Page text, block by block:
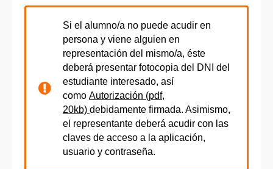
Si el alumno/a no puede acudir en
persona y viene alguien en
representación del mismo/a, éste
deberá presentar fotocopia del DNI del
estudiante interesado, así
como Autorización (pdf,
20kb) debidamente firmada. Asimismo,
el representante deberá acudir con las
claves de acceso a la aplicación,
usuario y contraseña.